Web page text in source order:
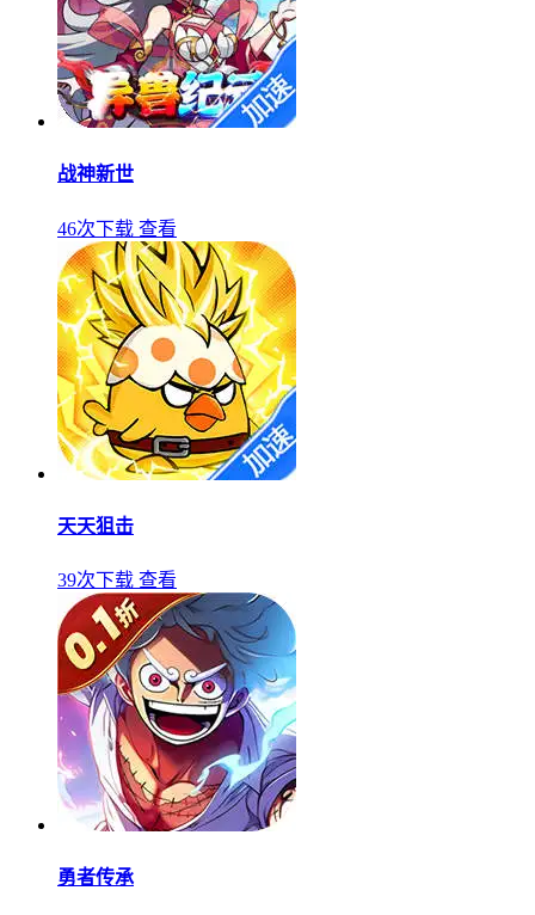
战神新世
46次下载 查看
天天狙击
39次下载 查看
勇者传承